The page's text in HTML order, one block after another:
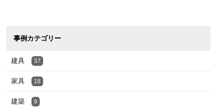
事例カテゴリー
建具 37
家具 18
建築 9